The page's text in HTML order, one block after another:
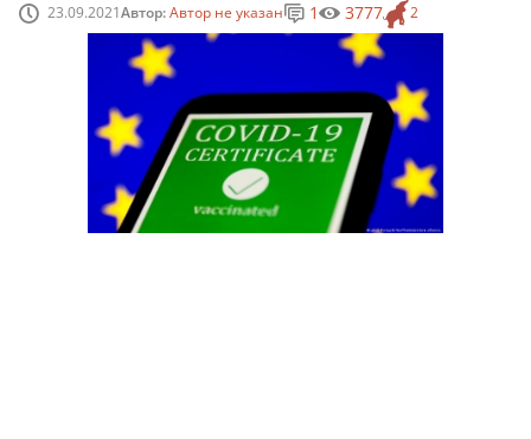
23.09.2021Автор:Автор не указан 2
1 3777